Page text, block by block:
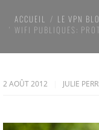
ACCUEIL
LE VPN
WIFI PUBLIQUES:
2 AOÛT 2012 JULIE